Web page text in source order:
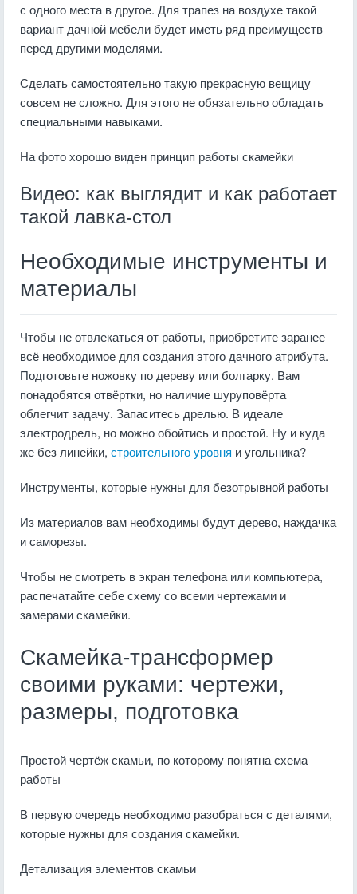
с одного места в другое. Для трапез на воздухе такой
вариант дачной мебели будет иметь ряд преимуществ
перед другими моделями.
Сделать самостоятельно такую прекрасную вещицу
совсем не сложно. Для этого не обязательно обладать
специальными навыками.
На фото хорошо виден принцип работы скамейки
Видео: как выглядит и как работает
такой лавка-стол
Необходимые инструменты и
материалы
Чтобы не отвлекаться от работы, приобретите заранее
всё необходимое для создания этого дачного атрибута.
Подготовьте ножовку по дереву или болгарку. Вам
понадобятся отвёртки, но наличие шуруповёрта
облегчит задачу. Запаситесь дрелью. В идеале
электродрель, но можно обойтись и простой. Ну и куда
же без линейки, строительного уровня и угольника?
Инструменты, которые нужны для безотрывной работы
Из материалов вам необходимы будут дерево, наждачка
и саморезы.
Чтобы не смотреть в экран телефона или компьютера,
распечатайте себе схему со всеми чертежами и
замерами скамейки.
Скамейка-трансформер
своими руками: чертежи,
размеры, подготовка
Простой чертёж скамьи, по которому понятна схема
работы
В первую очередь необходимо разобраться с деталями,
которые нужны для создания скамейки.
Детализация элементов скамьи